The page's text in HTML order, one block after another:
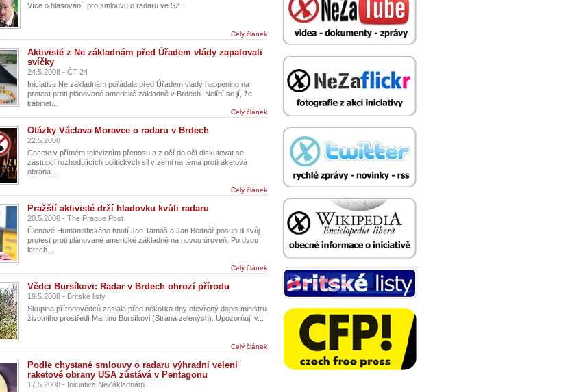
Více o hlasování pro smlouvu o radaru ve SZ...
Celý článek
Aktivisté z Ne základnám před Úřadem vlády zapalovali
svíčky
24.5.2008 - ČT 24
Iniciativa Ne základnám pořádala před Úřadem vlády happening na
protest proti plánované americké základně v Brdech. Nelíbí se jí, že
kabinet...
Celý článek
Otázky Václava Moravce o radaru v Brdech
22.5.2008
Chcete v přímém televizním přenosu a z očí do očí diskutovat se
zástupci rozhodujících politických sil v zemi na téma protiraketová
obrana...
Celý článek
Pražští aktivisté drží hladovku kvůli radaru
20.5.2008 - The Prague Post
Členové Humanistického hnutí Jan Tamáš a Jan Bednář posunuli svůj
protest proti plánované americké základně na novou úroveň. Po dvou
letech...
Celý článek
Vědci Bursíkovi: Radar v Brdech ohrozí přírodu
19.5.2008 - Britské listy
Skupina přírodovědců zaslala před několika dny otevřený dopis ministru
životního prostředí Martinu Bursíkovi (Strana zelených). Upozorňují v...
Celý článek
Podle chystané smlouvy o radaru výhradní velení
raketové obrany USA zůstává v Pentagonu
17.5.2008 - Iniciativa NeZákladnám